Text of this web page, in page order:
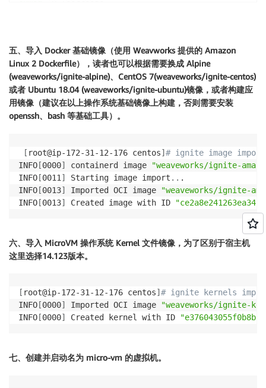
curl
-sfLo ${binary} https://github.com/
chmod
+x
${binary}
sudo
mv ${binary}
done
systemctl enable
containerd
systemctl start containerd
五、导入 Docker 基础镜像（使用 Weavworks 提供的 Amazon
Linux 2 Dockerfile），读者也可以根据需要换成 Alpine
(weaveworks/ignite-alpine)、CentOS 7(weaveworks/ignite-centos)
或者 Ubuntu 18.04 (weaveworks/ignite-ubuntu)镜像，或者构建应
用镜像（建议在以上操作系统基础镜像上构建，否则需要安装
openssh、bash 等基础工具）。
[ root@ip-172-31-12-176 centos] # ignite image import
INFO [0000] containerd image
"weaveworks/ignite-
INFO [0011 ] Starting image import .. .
INFO [0013] Imported OCI image
"weaveworks/ignite-
INFO [0013] Created image with ID "ce2a8e241263ea34"
六、导入 MicroVM 操作系统 Kernel 文件镜像，为了区别于宿主机
这里选择14.123版本。
[ root@ip-172-31-12-176 centos] # ignite kernels
INFO [0000] Imported OCI image
"weaveworks/ignite-
INFO [0000] Created kernel with ID "e376043055f0b8b3"
七、创建并启动名为 micro-vm 的虚拟机。